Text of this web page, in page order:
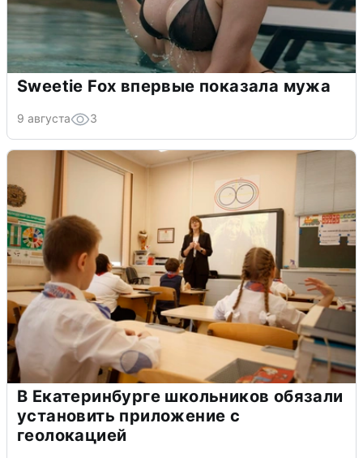
Sweetie Fox впервые показала мужа
9 августа 3
В Екатеринбурге школьников обязали
установить приложение с
геолокацией